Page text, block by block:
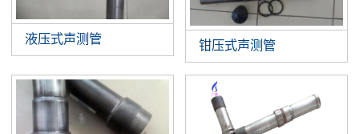
液压式声测管 钳压式声测管